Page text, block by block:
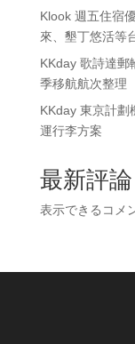
Klook 週五住宿
來、墾丁悠活等
KKday 歌詩達郵
季移航航次整理
KKday 東京計劃
運行李方案
最新評論
表示できるコメ